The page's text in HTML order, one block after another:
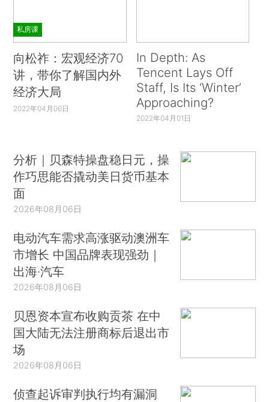
私房课
向松祚：宏观经济70
讲，带你了解国内外
经济大局
2022年04月06日
In Depth: As
Tencent Lays Off
Staff, Is Its ‘Winter’
Approaching?
2022年04月01日
分析｜贝森特操盘稳日元，操
作巧思能否撬动美日货币基本
面
2026年08月06日
电动汽车需求高涨驱动澳洲车
市增长 中国品牌表现强劲｜
出海·汽车
2026年08月06日
贝恩资本宣布收购贡茶 在中
国大陆无法注册商标后退出市
场
2026年08月06日
侦查起诉审判执行均有漏洞